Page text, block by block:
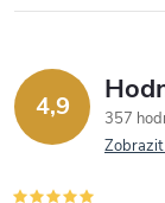
4,9
357